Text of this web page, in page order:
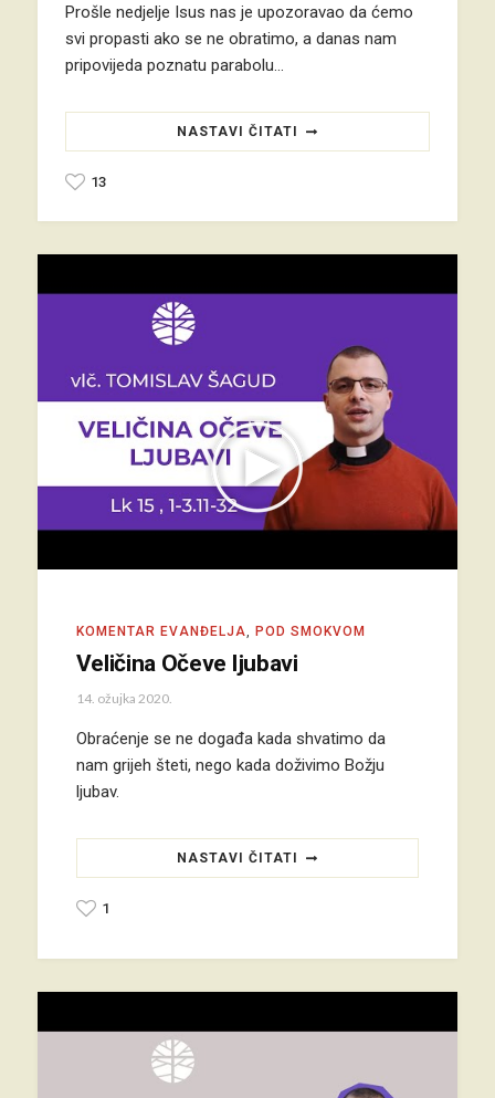
Prošle nedjelje Isus nas je upozoravao da ćemo
svi propasti ako se ne obratimo, a danas nam
pripovijeda poznatu parabolu…
NASTAVI ČITATI
13
KOMENTAR EVANĐELJA, POD SMOKVOM
Veličina Očeve ljubavi
14. ožujka 2020.
Obraćenje se ne događa kada shvatimo da
nam grijeh šteti, nego kada doživimo Božju
ljubav.
NASTAVI ČITATI
1